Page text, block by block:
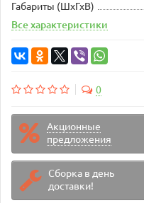
Габариты (ШхГхВ)
Все характеристики
0
Акционные
предложения
Сборка в день
доставки!